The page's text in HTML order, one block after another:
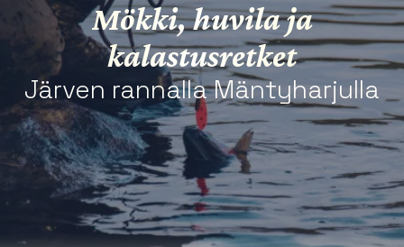
Mökki, huvila ja
kalastusretket
Järven rannalla Mäntyharjulla